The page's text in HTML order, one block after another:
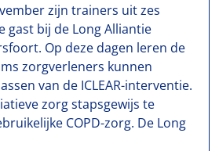
zijn trainers uit zes
gast bij de Long Alliantie
Op deze dagen leren de
zorgverleners kunnen
van de ICLEAR-interventie.
zorg stapsgewijs te
COPD-zorg. De Long